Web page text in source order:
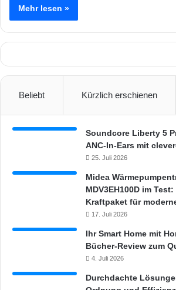
Mehr lesen »
Beliebt Kürzlich erschienen
Soundcore Liberty 5
ANC-In-Ears mit
25. Juli 2026
Midea
MDV3EH100D im
Kraftpaket für
17. Juli 2026
Ihr Smart Home mit
Bücher-Review zum
4. Juli 2026
Durchdachte